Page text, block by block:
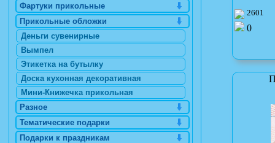
2601
0
Фартуки прикольные
Прикольные обложки
Деньги сувенирные
Вымпел
Этикетка на бутылку
Доска кухонная декоративная
Мини-Книжечка прикольная
Разное
Тематические подарки
Подарки к праздникам